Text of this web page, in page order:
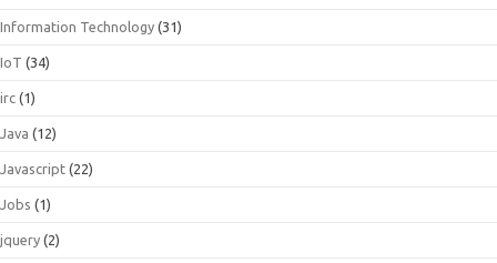
Information Technology (31)
IoT (34)
irc (1)
Java (12)
Javascript (22)
Jobs (1)
jquery (2)